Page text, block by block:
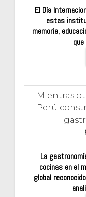
El Día
estas
memoria,
Mientras
Perú
La
cocinas en el
global